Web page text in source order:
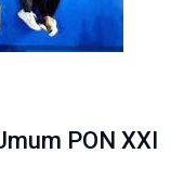
PON XXI